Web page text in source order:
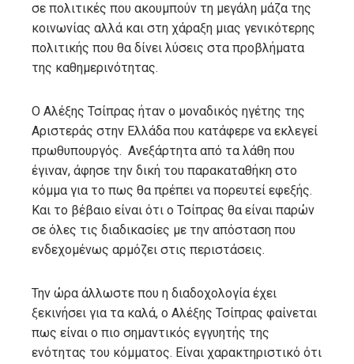
σε πολιτικές που ακουμπούν τη μεγάλη μάζα της
κοινωνίας αλλά και στη χάραξη μιας γενικότερης
πολιτικής που θα δίνει λύσεις στα προβλήματα
της καθημερινότητας.
Ο Αλέξης Τσίπρας ήταν ο μοναδικός ηγέτης της
Αριστεράς στην Ελλάδα που κατάφερε να εκλεγεί
πρωθυπουργός. Ανεξάρτητα από τα λάθη που
έγιναν, άφησε την δική του παρακαταθήκη στο
κόμμα για το πως θα πρέπει να πορευτεί εφεξής.
Και το βέβαιο είναι ότι ο Τσίπρας θα είναι παρών
σε όλες τις διαδικασίες με την απόσταση που
ενδεχομένως αρμόζει στις περιστάσεις.
Την ώρα άλλωστε που η διαδοχολογία έχει
ξεκινήσει για τα καλά, ο Αλέξης Τσίπρας φαίνεται
πως είναι ο πιο σημαντικός εγγυητής της
ενότητας του κόμματος. Είναι χαρακτηριστικό ότι